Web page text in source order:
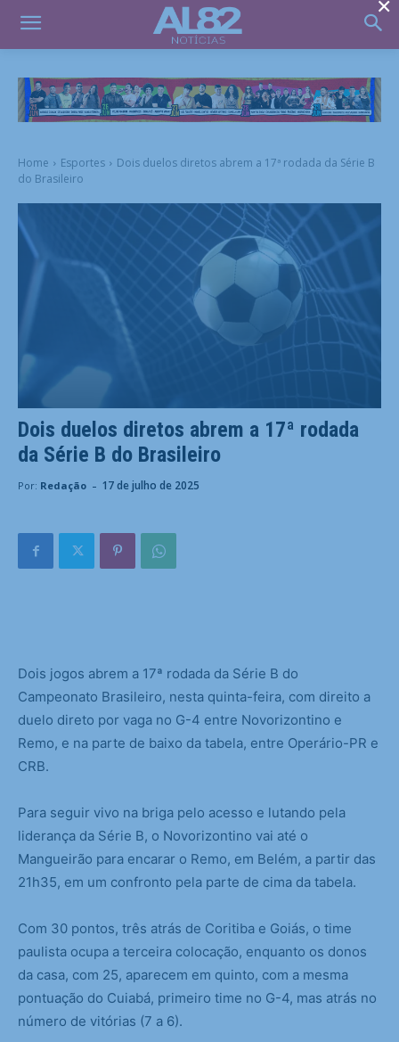
Home Esportes
Dois duelos diretos abrem a 17ª rodada da Série B
do Brasileiro
Dois duelos diretos abrem a 17ª rodada
da Série B do Brasileiro
Por: Redação - 17 de julho de 2025
Dois jogos abrem a 17ª rodada da Série B do
Campeonato Brasileiro, nesta quinta-feira, com direito a
duelo direto por vaga no G-4 entre Novorizontino e
Remo, e na parte de baixo da tabela, entre Operário-PR e
CRB.
Para seguir vivo na briga pelo acesso e lutando pela
liderança da Série B, o Novorizontino vai até o
Mangueirão para encarar o Remo, em Belém, a partir das
21h35, em um confronto pela parte de cima da tabela.
Com 30 pontos, três atrás de Coritiba e Goiás, o time
paulista ocupa a terceira colocação, enquanto os donos
da casa, com 25, aparecem em quinto, com a mesma
pontuação do Cuiabá, primeiro time no G-4, mas atrás no
número de vitórias (7 a 6).